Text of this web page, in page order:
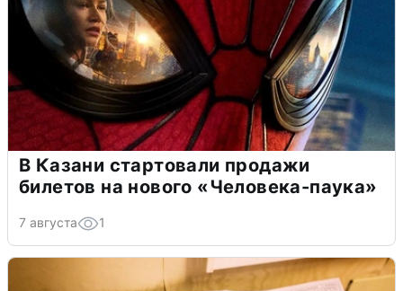
В Казани стартовали продажи
билетов на нового «Человека-паука»
7 августа 1